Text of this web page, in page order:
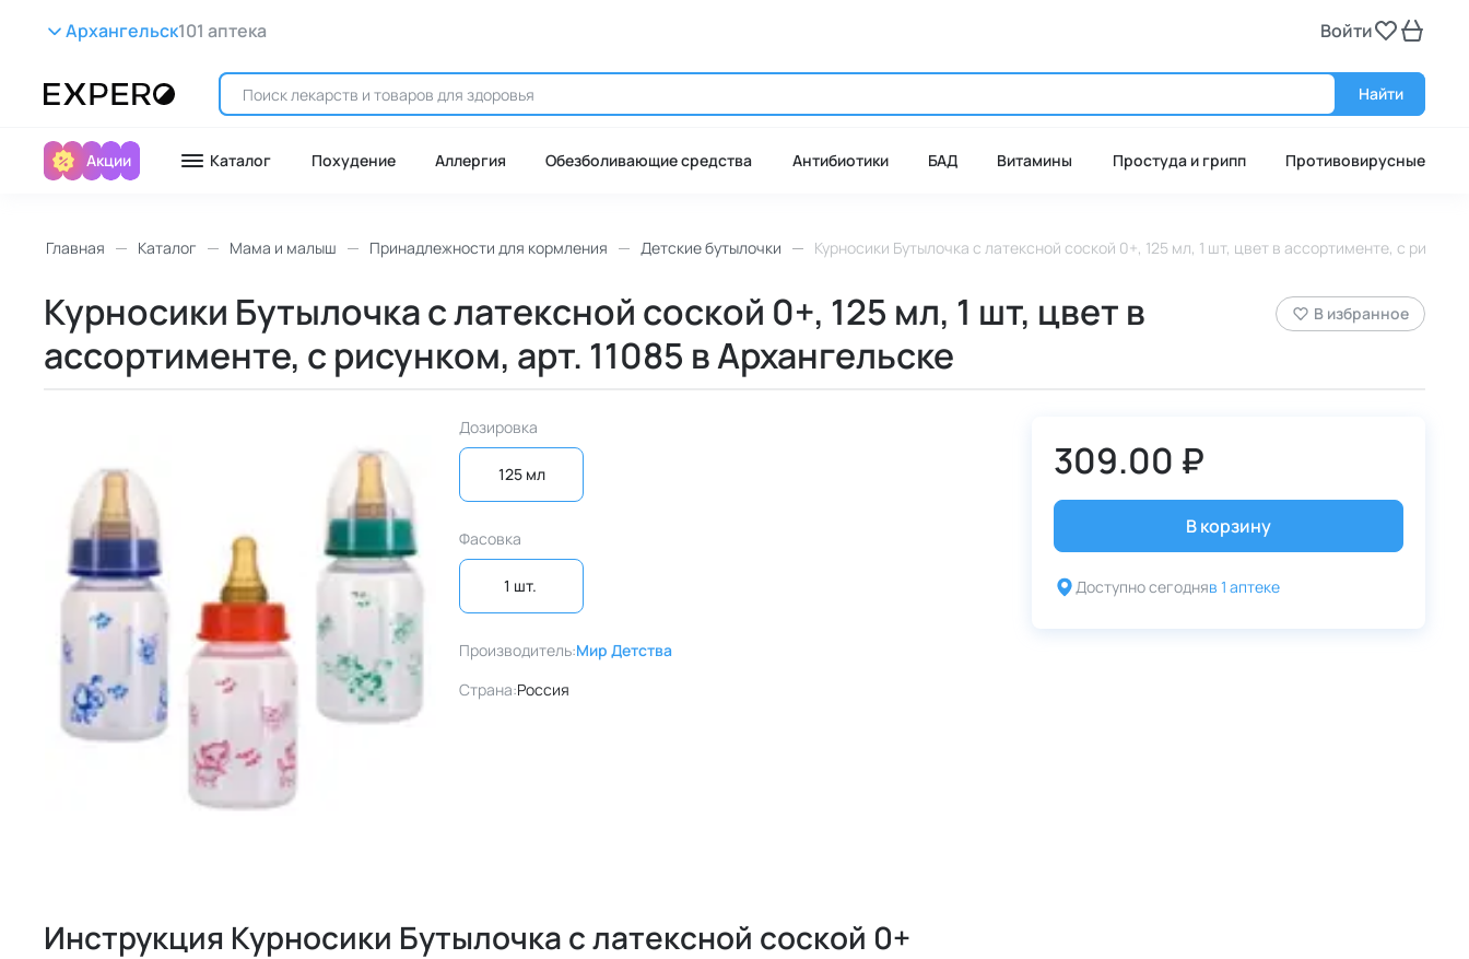
Архангельск101 аптека Войти
Найти
Акции Каталог Похудение Аллергия Обезболивающие средства Антибиотики БАД Витамины Простуда и грипп Противовирусные
Главная Каталог Мама и малыш Принадлежности для кормления Детские бутылочки Курносики Бутылочка с латексной соской 0+, 125 мл, 1 шт, цвет в ассортименте, с
Курносики Бутылочка с латексной соской 0+, 125 мл, 1 шт, цвет в
ассортименте, с рисунком, арт. 11085 в Архангельске
В избранное
Дозировка
125 мл
Фасовка
1 шт.
Производитель:Мир Детства
Страна:Россия
309.00 ₽
В корзину
Доступно сегодняв 1 аптеке
Инструкция Курносики Бутылочка с латексной соской 0+